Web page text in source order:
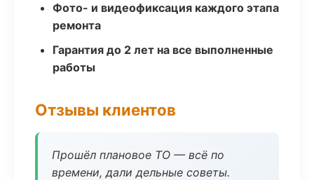
Фото- и видеофиксация каждого этапа
ремонта
Гарантия до 2 лет на все выполненные
работы
Отзывы клиентов
Прошёл плановое ТО — всё по
времени, дали дельные советы.